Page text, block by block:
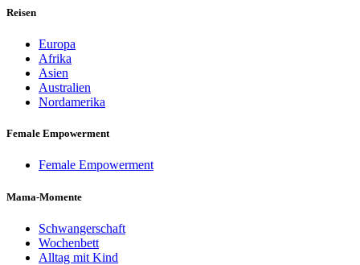
Reisen
Europa
Afrika
Asien
Australien
Nordamerika
Female Empowerment
Female Empowerment
Mama-Momente
Schwangerschaft
Wochenbett
Alltag mit Kind